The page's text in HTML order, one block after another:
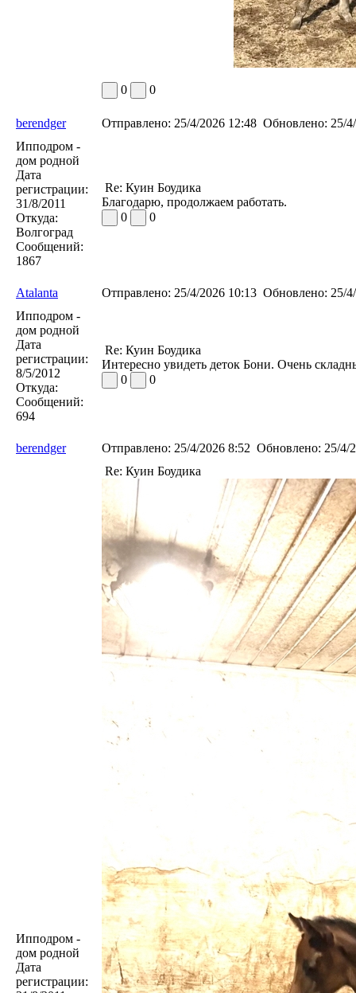
0 0
berendger Отправлено: 25/4/2026 12:48 Обновлено: 25/
Ипподром -
дом родной
Дата
регистрации:
31/8/2011
Откуда:
Волгоград
Сообщений:
1867
Re: Куин Боудика
Благодарю, продолжаем работать.
0
0
Atalanta Отправлено: 25/4/2026 10:13 Обновлено: 25/
Ипподром -
дом родной
Дата
регистрации:
8/5/2012
Откуда:
Сообщений:
694
Re: Куин Боудика
Интересно увидеть деток Бони. Очень
0
0
berendger Отправлено: 25/4/2026 8:52 Обновлено: 25/4/
Ипподром -
дом родной
Дата
регистрации:
Re: Куин Боудика